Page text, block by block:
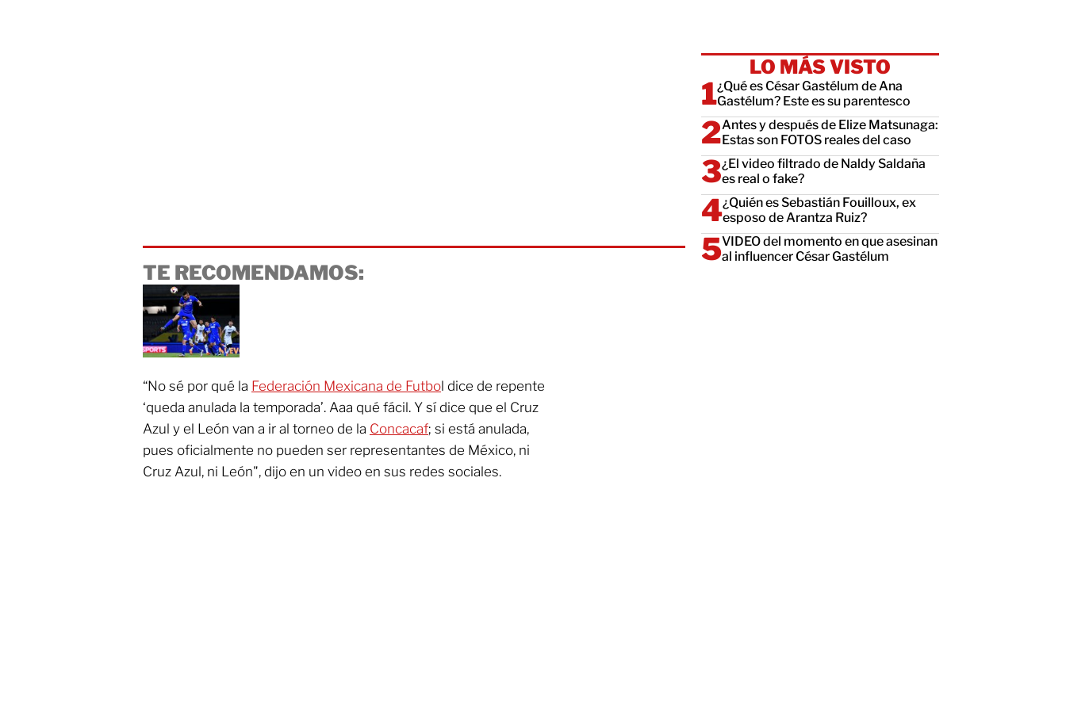
TE RECOMENDAMOS:
“No sé por qué la Federación Mexicana de Futbol dice de repente
‘queda anulada la temporada’. Aaa qué fácil. Y sí dice que el Cruz
Azul y el León van a ir al torneo de la Concacaf; si está anulada,
pues oficialmente no pueden ser representantes de México, ni
Cruz Azul, ni León", dijo en un video en sus redes sociales.
LO MÁS VISTO
¿Qué es César Gastélum de Ana
Gastélum? Este es su parentesco
Antes y después de Elize Matsunaga:
Estas son FOTOS reales del caso
¿El video filtrado de Naldy Saldaña
es real o fake?
¿Quién es Sebastián Fouilloux, ex
esposo de Arantza Ruiz?
VIDEO del momento en que asesinan
al influencer César Gastélum